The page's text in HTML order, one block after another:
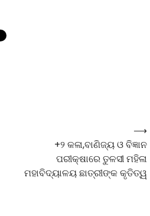
+୨ କଳା,ବାଣିଜ୍ୟ ଓ ବିଜ୍ଞାନ
ପରୀକ୍ଷାରେ ତୁଳସୀ ମହିଳା
ମହାବିଦ୍ୟାଳୟ ଛାତ୍ରୀଙ୍କ କୃତିତ୍ୱ
⟶